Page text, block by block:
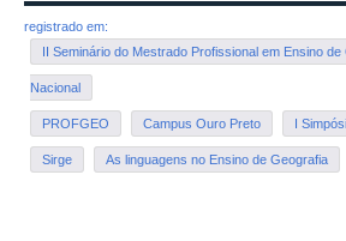
registrado em:
II Seminário do Mestrado Profissional em Ensino
Nacional
PROFGEO Campus Ouro Preto I
Sirge As linguagens no Ensino de Geografia